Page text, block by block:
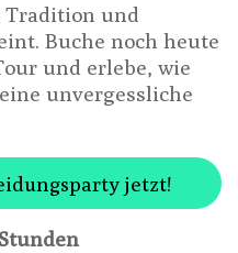
Tradition und
Buche noch heute
und erlebe, wie
unvergessliche
jetzt!